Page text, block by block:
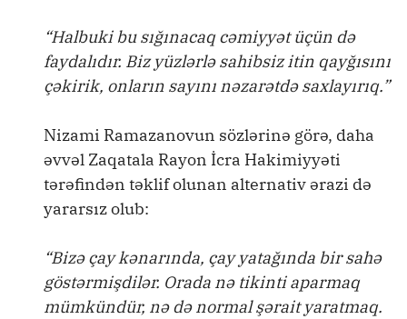
“Halbuki bu sığınacaq cəmiyyət üçün də
faydalıdır. Biz yüzlərlə sahibsiz itin qayğısını
çəkirik, onların sayını nəzarətdə saxlayırıq.”
Nizami Ramazanovun sözlərinə görə, daha
əvvəl Zaqatala Rayon İcra Hakimiyyəti
tərəfindən təklif olunan alternativ ərazi də
yararsız olub:
“Bizə çay kənarında, çay yatağında bir sahə
göstərmişdilər. Orada nə tikinti aparmaq
mümkündür, nə də normal şərait yaratmaq.